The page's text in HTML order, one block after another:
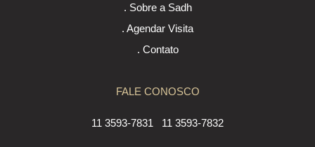
. Sobre a Sadh
. Agendar Visita
. Contato
FALE CONOSCO
11 3593-7831 11 3593-7832